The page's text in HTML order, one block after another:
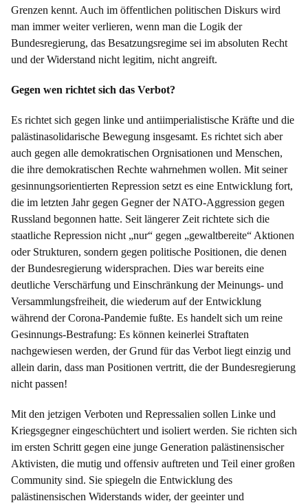
Grenzen kennt. Auch im öffentlichen politischen Diskurs wird
man immer weiter verlieren, wenn man die Logik der
Bundesregierung, das Besatzungsregime sei im absoluten Recht
und der Widerstand nicht legitim, nicht angreift.
Gegen wen richtet sich das Verbot?
Es richtet sich gegen linke und antiimperialistische Kräfte und die
palästinasolidarische Bewegung insgesamt. Es richtet sich aber
auch gegen alle demokratischen Orgnisationen und Menschen,
die ihre demokratischen Rechte wahrnehmen wollen. Mit seiner
gesinnungsorientierten Repression setzt es eine Entwicklung fort,
die im letzten Jahr gegen Gegner der NATO-Aggression gegen
Russland begonnen hatte. Seit längerer Zeit richtete sich die
staatliche Repression nicht „nur“ gegen „gewaltbereite“ Aktionen
oder Strukturen, sondern gegen politische Positionen, die denen
der Bundesregierung widersprachen. Dies war bereits eine
deutliche Verschärfung und Einschränkung der Meinungs- und
Versammlungsfreiheit, die wiederum auf der Entwicklung
während der Corona-Pandemie fußte. Es handelt sich um reine
Gesinnungs-Bestrafung: Es können keinerlei Straftaten
nachgewiesen werden, der Grund für das Verbot liegt einzig und
allein darin, dass man Positionen vertritt, die der Bundesregierung
nicht passen!
Mit den jetzigen Verboten und Repressalien sollen Linke und
Kriegsgegner eingeschüchtert und isoliert werden. Sie richten sich
im ersten Schritt gegen eine junge Generation palästinensischer
Aktivisten, die mutig und offensiv auftreten und Teil einer großen
Community sind. Sie spiegeln die Entwicklung des
palästinensischen Widerstands wider, der geeinter und